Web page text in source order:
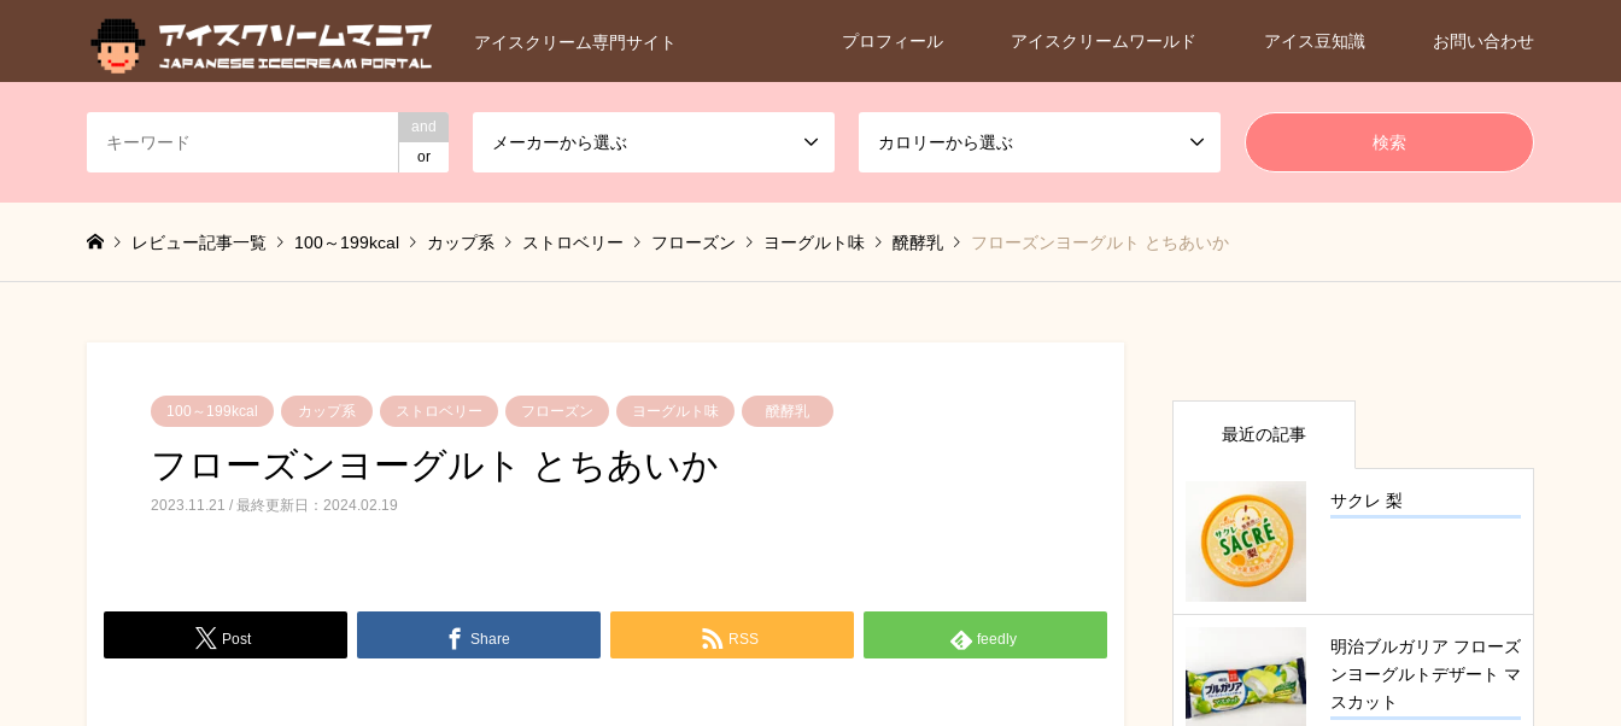
アイスクリーム専門サイト プロフィール アイスクリームワールド アイス豆知識 お問い合わせ
and
or
メーカーから選ぶ カロリーから選ぶ
レビュー記事一覧 100～199kcal カップ系 ストロベリー フローズン ヨーグルト味 醗酵乳 フローズンヨーグルト とちあいか
100～199kcal カップ系 ストロベリー フローズン ヨーグルト味 醗酵乳
フローズンヨーグルト とちあいか
2023.11.21 / 最終更新日：2024.02.19
Post Share RSS feedly
最近の記事
サクレ 梨
明治ブルガリア フローズ
ンヨーグルトデザート マ
スカット